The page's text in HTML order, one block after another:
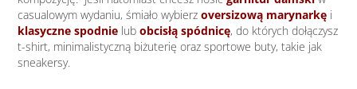
casualowym wydaniu, śmiało wybierzoversizową marynarkę i
klasyczne spodnie lubobcisłą spódnicę, do których dołączysz
t-shirt, minimalistyczną biżuterię oraz sportowe buty, takie jak
sneakersy.